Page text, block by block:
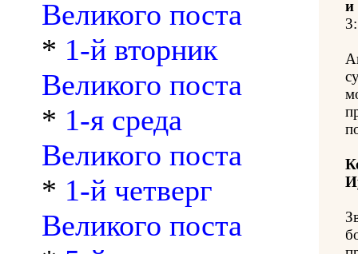
Великого поста
* 1-й вторник
Великого поста
* 1-я среда
Великого поста
* 1-й четверг
Великого поста
и
3: